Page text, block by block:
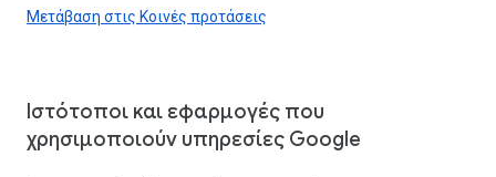
Μετάβαση στις Κοινές προτάσεις
Ιστότοποι και εφαρμογές που
χρησιμοποιούν υπηρεσίες Google